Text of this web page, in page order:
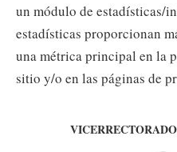
un módulo de estadísticas/
estadísticas proporcionan
una métrica principal en la
sitio y/o en las páginas de